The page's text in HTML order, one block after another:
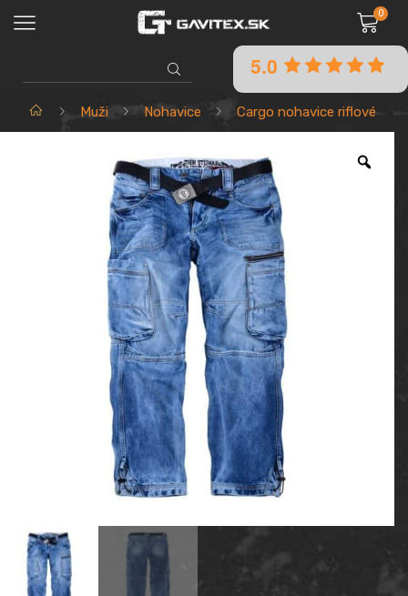
0
SEARCH
5.0
Domov Muži Nohavice Cargo nohavice riflové